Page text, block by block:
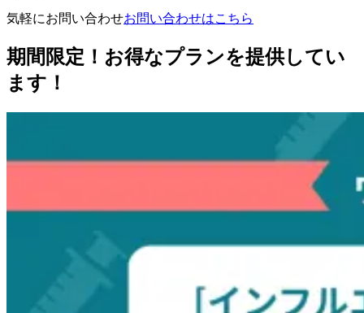
気軽にお問い合わせお問い合わせはこちら
期間限定！お得なプランを提供してい
ます！